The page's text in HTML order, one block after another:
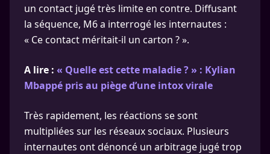
un contact jugé très limite en contre. Diffusant
la séquence, M6 a interrogé les internautes :
« Ce contact méritait-il un carton ? ».
A lire : « Quelle est cette maladie ? » : Kylian
Mbappé pris au piège d’une intox virale
Très rapidement, les réactions se sont
multipliées sur les réseaux sociaux. Plusieurs
internautes ont dénoncé un arbitrage jugé trop